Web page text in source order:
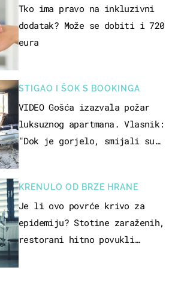
Tko ima pravo na inkluzivni
dodatak? Može se dobiti i 720
eura
STIGAO I ŠOK S BOOKINGA
VIDEO Gošća izazvala požar
luksuznog apartmana. Vlasnik:
"Dok je gorjelo, smijali su
KRENULO OD BRZE HRANE
Je li ovo povrće krivo za
epidemiju? Stotine zaraženih,
restorani hitno povukli